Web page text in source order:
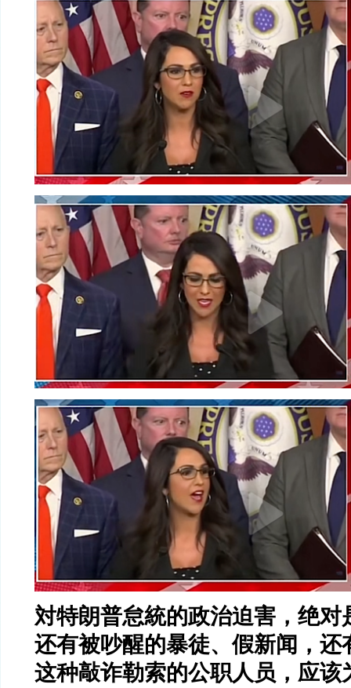
対特朗普怠統的政治迫害，绝对
还有被吵醒的暴徒、假新闻，还
这种敲诈勒索的公职人员，应该